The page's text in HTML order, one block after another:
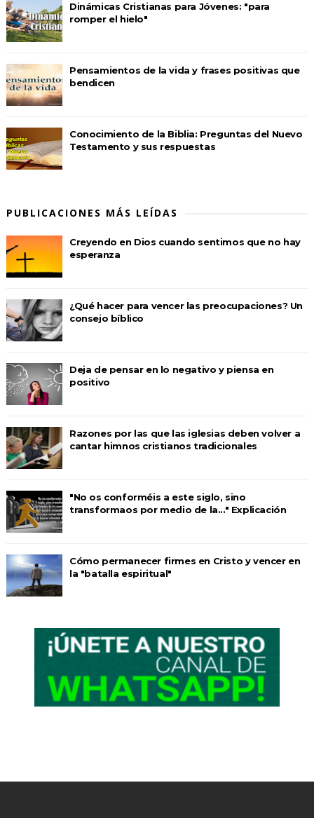
Dinámicas Cristianas para Jóvenes: "para
romper el hielo"
Pensamientos de la vida y frases positivas que
bendicen
Conocimiento de la Biblia: Preguntas del Nuevo
Testamento y sus respuestas
PUBLICACIONES MÁS LEÍDAS
Creyendo en Dios cuando sentimos que no hay
esperanza
¿Qué hacer para vencer las preocupaciones? Un
consejo bíblico
Deja de pensar en lo negativo y piensa en
positivo
Razones por las que las iglesias deben volver a
cantar himnos cristianos tradicionales
"No os conforméis a este siglo, sino
transformaos por medio de la..." Explicación
Cómo permanecer firmes en Cristo y vencer en
la "batalla espiritual"